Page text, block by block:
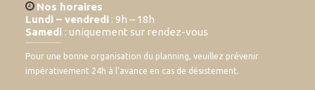
Nos horaires
Lundi – vendredi : 9h – 18h
Samedi : uniquement sur rendez-vous
Pour une bonne organisation du planning, veuillez prévenir
impérativement 24h à l’avance en cas de désistement.